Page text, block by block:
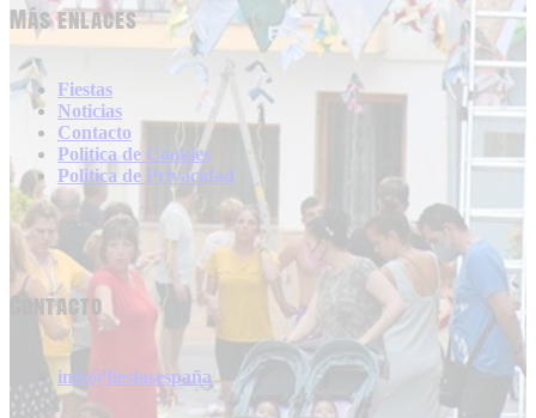
Más enlaces
Fiestas
Noticias
Contacto
Politica de Cookies
Politica de Privacidad
Contacto
info@fiestasespaña